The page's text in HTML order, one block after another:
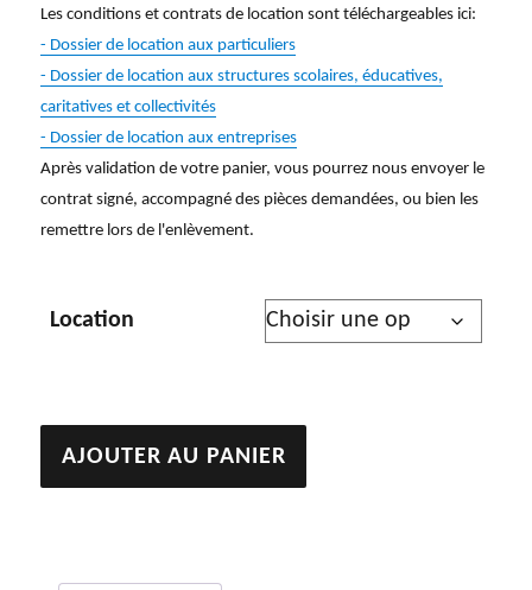
Les conditions et contrats de location sont téléchargeables ici:
- Dossier de location aux particuliers
- Dossier de location aux structures scolaires, éducatives,
caritatives et collectivités
- Dossier de location aux entreprises
Après validation de votre panier, vous pourrez nous envoyer le
contrat signé, accompagné des pièces demandées, ou bien les
remettre lors de l'enlèvement.
Location
quantité
de
AJOUTER AU PANIER